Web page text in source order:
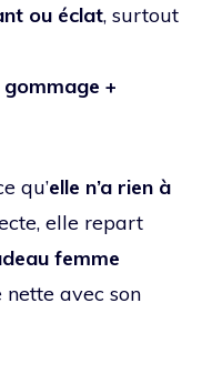
ou éclat, surtout
gommage +
qu’elle n’a rien à
elle repart
femme
avec son